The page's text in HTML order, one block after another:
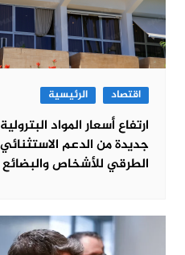
اقتصاد الرئيسية
ارتفاع أسعار المواد
جديدة من الدعم
الطرقي للأشخاص والبضائع